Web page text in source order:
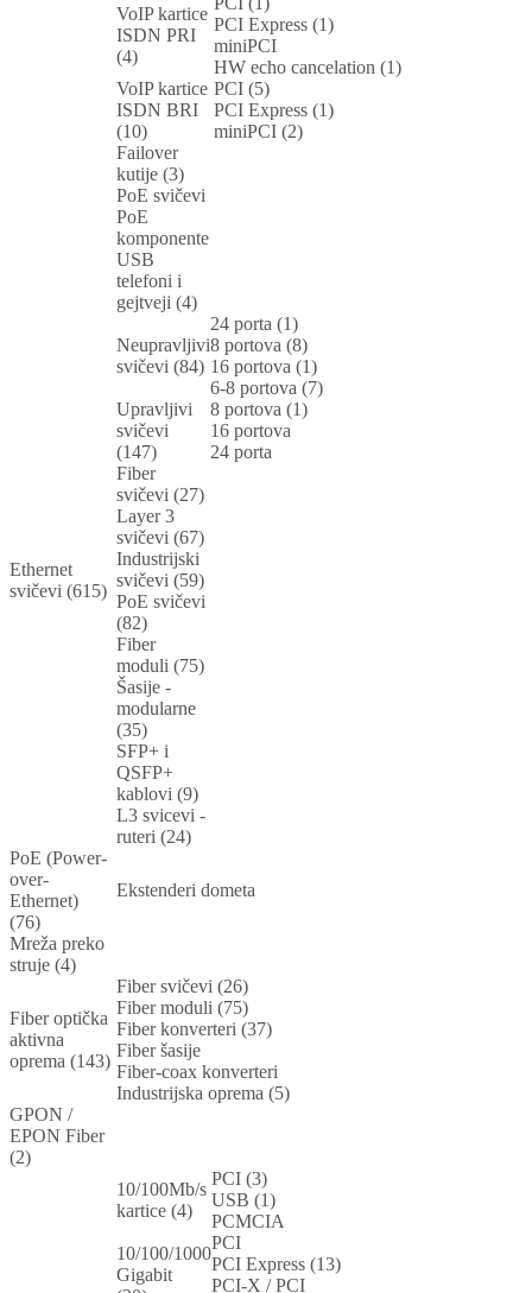
VoIP kartice
ISDN PRI
(4)
PCI Express (1)
miniPCI
HW echo cancelation (1)
VoIP kartice
ISDN BRI
(10)
PCI (5)
PCI Express (1)
miniPCI (2)
Failover
kutije (3)
PoE svičevi
PoE
komponente
USB
telefoni i
gejtveji (4)
Ethernet
svičevi (615)
Neupravljivi
svičevi (84)
24 porta (1)
8 portova (8)
16 portova (1)
6-8 portova (7)
Upravljivi
svičevi
(147)
8 portova (1)
16 portova
24 porta
Fiber
svičevi (27)
Layer 3
svičevi (67)
Industrijski
svičevi (59)
PoE svičevi
(82)
Fiber
moduli (75)
Šasije -
modularne
(35)
SFP+ i
QSFP+
kablovi (9)
L3 svicevi -
ruteri (24)
PoE (Power-
over-
Ethernet)
(76)
Ekstenderi dometa
Mreža preko
struje (4)
Fiber optička
aktivna
oprema (143)
Fiber svičevi (26)
Fiber moduli (75)
Fiber konverteri (37)
Fiber šasije
Fiber-coax konverteri
Industrijska oprema (5)
GPON /
EPON Fiber
(2)
10/100Mb/s
kartice (4)
PCI (3)
USB (1)
PCMCIA
10/100/1000
Gigabit
PCI
PCI Express (13)
PCI-X / PCI